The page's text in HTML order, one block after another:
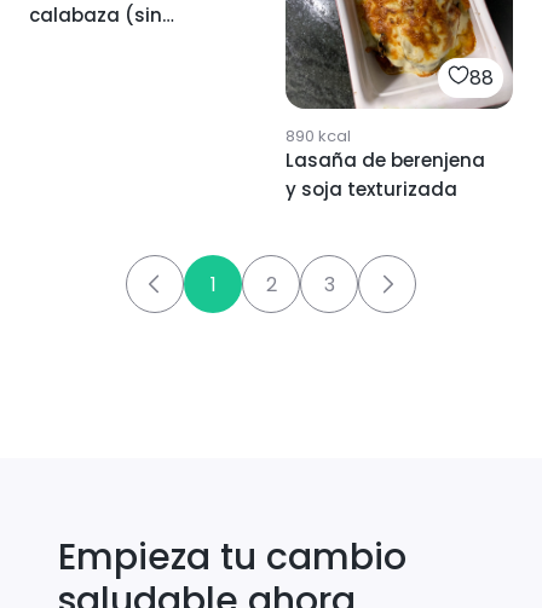
calabaza (sin
88
890 kcal
Lasaña de berenjena
y soja texturizada
1 2 3
Empieza tu cambio